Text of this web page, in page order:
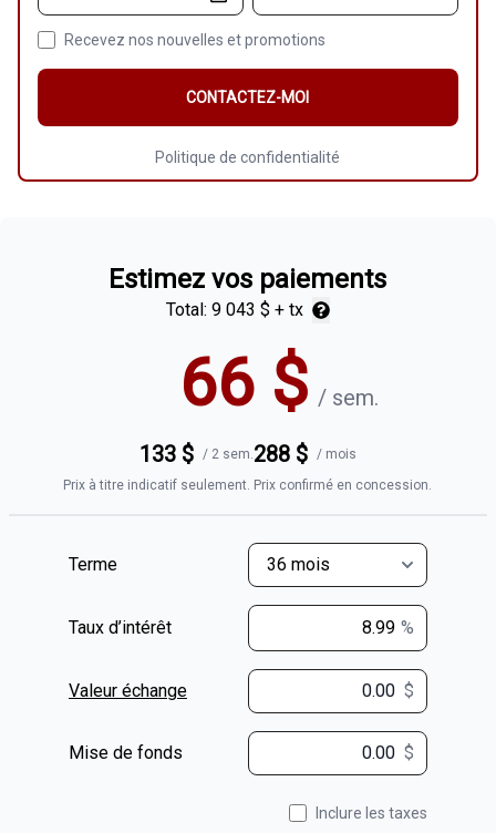
Recevez nos nouvelles et promotions
CONTACTEZ-MOI
Politique de confidentialité
Estimez vos paiements
Total: 9 043 $ + tx
66 $ / sem.
133$ / 2 sem.288$ / mois
Prix à titre indicatif seulement. Prix confirmé en concession.
Terme
Taux d’intérêt %
Valeur échange $ $
Mise de fonds $
Inclure les taxes